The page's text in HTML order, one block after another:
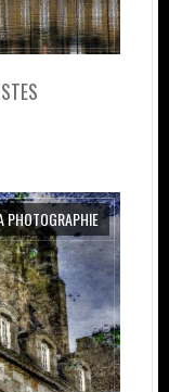
PHOTOGRAPHIE